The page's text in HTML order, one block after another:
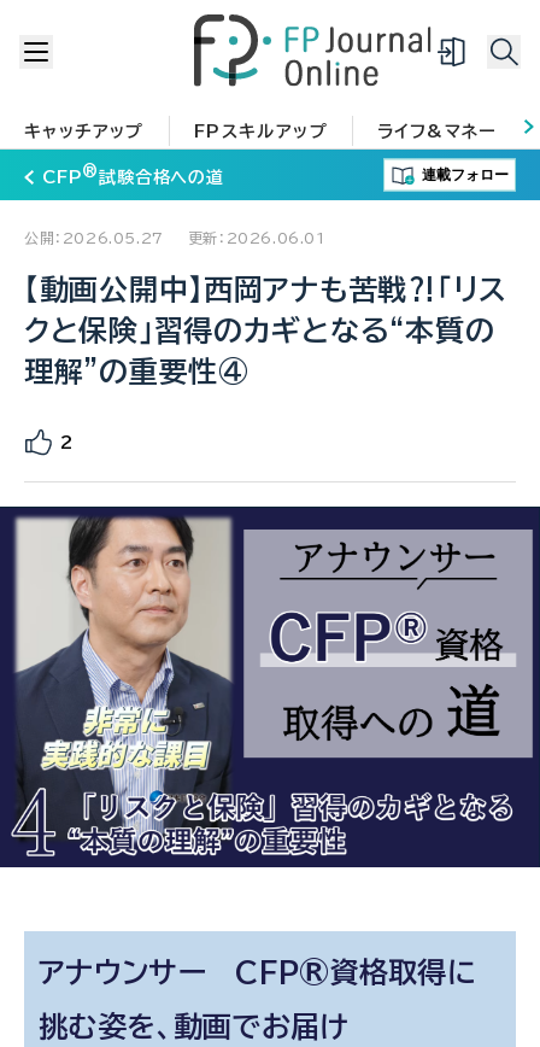
キャッチアップ FPスキルアップ ライフ&マネー
CFP®試験合格への道 連載フォロー
公開：2026.05.27 更新：2026.06.01
【動画公開中】西岡アナも苦戦⁈「リス
クと保険」習得のカギとなる“本質の
理解”の重要性④
2
アナウンサー CFP®資格取得に
挑む姿を、動画でお届け